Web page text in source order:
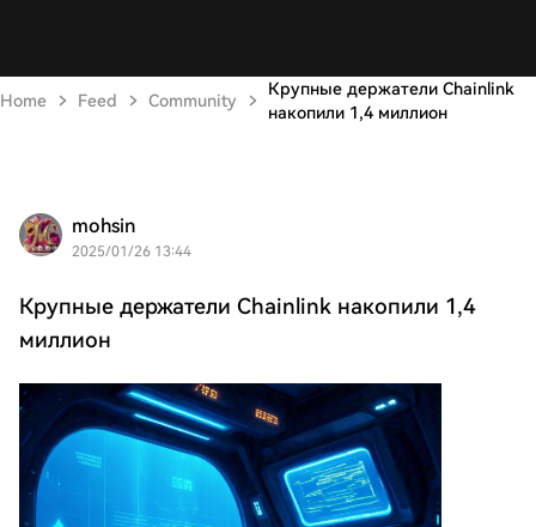
Home Feed Community
Крупные держатели Chainlink
накопили 1,4 миллион
mohsin
2025/01/26 13:44
Крупные держатели Chainlink накопили 1,4
миллион